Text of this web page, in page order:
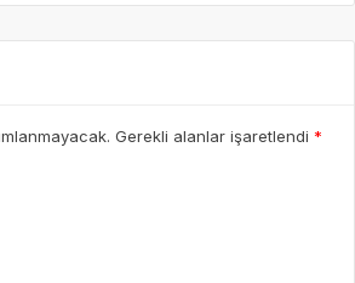
Gerekli alanlar işaretlendi *